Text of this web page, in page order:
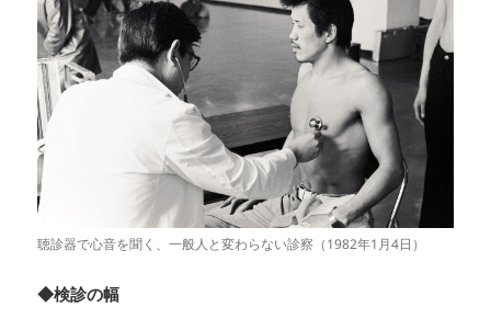
聴診器で心音を聞く、一般人と変わらない診察（1982年1月4日）
◆検診の幅